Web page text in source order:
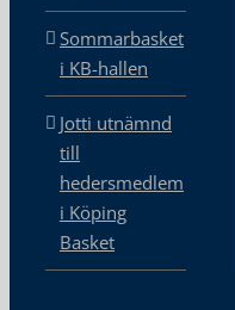
Sommarbasket
i KB-hallen
Jotti utnämnd
till
hedersmedlem
i Köping
Basket